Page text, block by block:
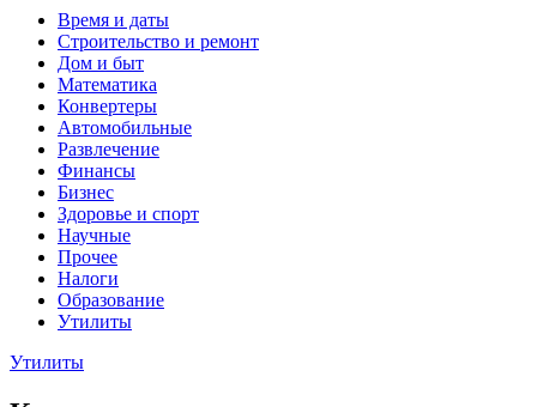
Время и даты
Строительство и ремонт
Дом и быт
Математика
Конвертеры
Автомобильные
Развлечение
Финансы
Бизнес
Здоровье и спорт
Научные
Прочее
Налоги
Образование
Утилиты
Утилиты